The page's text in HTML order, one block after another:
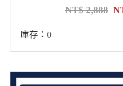
D
2,888
庫存：0